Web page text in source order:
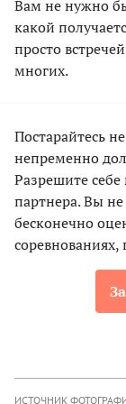
Вам не нужно
какой
просто
многих.
Постарайтесь
непременно
Разрешите
партнера. Вы
бесконечно
ИСТОЧНИК